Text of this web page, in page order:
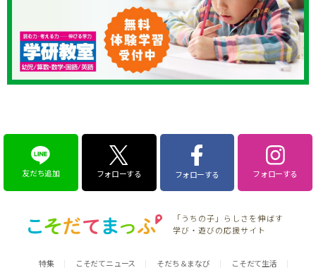
友だち追加 フォローする フォローする フォローする
「うちの子」らしさを伸ばす
学び・遊びの応援サイト
特集 こそだてニュース そだち＆まなび こそだて生活